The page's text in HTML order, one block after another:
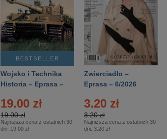
BESTSELLER
Wojsko i Technika
Historia – Eprasa –
19.00 zł
19.00 zł
Najniższa cena z ostatnich 30
dni: 19.00 zł
Zwierciadło –
Eprasa – 6/2026
3.20 zł
3.20 zł
Najniższa cena z ostatnich 30
dni: 3.20 zł